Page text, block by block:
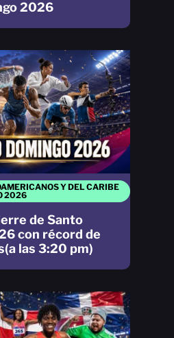
2026
Y DEL CARIBE
2026
de Santo
con récord de
las 3:20 pm)